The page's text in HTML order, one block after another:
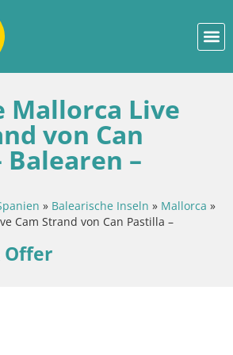
Mallorca Live
von Can
Balearen –
» Balearische Inseln » Mallorca »
Cam Strand von Can Pastilla –
Offer